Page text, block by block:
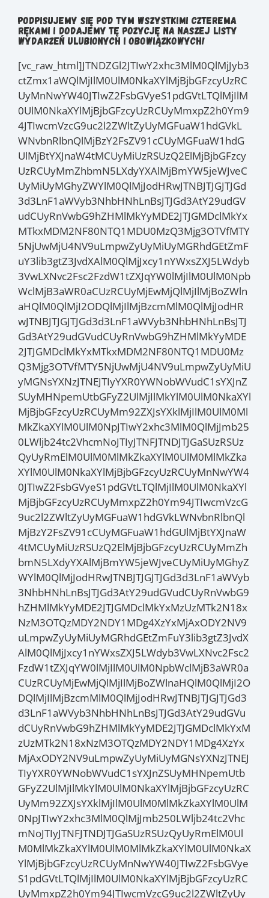
Podpisujemy się pod tym wszystkimi czterema
rękami i dodajemy tę pozycję na naszej listy
wydarzeń ulubionych i obowiązkowych!
[vc_raw_html]JTNDZGl2JTIwY2xhc3MlM0QlMjJyb3
ctZmx1aWQlMjIlM0UlM0NkaXYlMjBjbGFzcyUzRC
UyMnNwYW40JTIwZ2FsbGVyeS1pdGVtLTQlMjIlM
0UlM0NkaXYlMjBjbGFzcyUzRCUyMmxpZ2h0Ym9
4JTIwcmVzcG9uc2l2ZWltZyUyMGFuaW1hdGVkL
WNvbnRlbnQlMjBzY2FsZV91cCUyMGFuaW1hdG
UlMjBtYXJnaW4tMCUyMiUzRSUzQ2ElMjBjbGFzcy
UzRCUyMmZhbmN5LXdyYXAlMjBmYW5jeWJveC
UyMiUyMGhyZWYlM0QlMjJodHRwJTNBJTJGJTJGd
3d3LnF1aWVyb3NhbHNhLnBsJTJGd3AtY29udGV
udCUyRnVwbG9hZHMlMkYyMDE2JTJGMDclMkYx
MTkxMDM2NF80NTQ1MDU0MzQ3Mjg3OTVfMTY
5NjUwMjU4NV9uLmpwZyUyMiUyMGRhdGEtZmF
uY3lib3gtZ3JvdXAlM0QlMjJxcy1nYWxsZXJ5LWdyb
3VwLXNvc2Fsc2FzdW1tZXJqYW0lMjIlM0UlM0Npb
WclMjB3aWR0aCUzRCUyMjEwMjQlMjIlMjBoZWln
aHQlM0QlMjI2ODQlMjIlMjBzcmMlM0QlMjJodHR
wJTNBJTJGJTJGd3d3LnF1aWVyb3NhbHNhLnBsJTJ
Gd3AtY29udGVudCUyRnVwbG9hZHMlMkYyMDE
2JTJGMDclMkYxMTkxMDM2NF80NTQ1MDU0Mz
Q3Mjg3OTVfMTY5NjUwMjU4NV9uLmpwZyUyMiU
yMGNsYXNzJTNEJTIyYXR0YWNobWVudC1sYXJnZ
SUyMHNpemUtbGFyZ2UlMjIlMkYlM0UlM0NkaXYl
MjBjbGFzcyUzRCUyMm92ZXJsYXklMjIlM0UlM0Ml
MkZkaXYlM0UlM0NpJTIwY2xhc3MlM0QlMjJmb25
0LWljb24tc2VhcmNoJTIyJTNFJTNDJTJGaSUzRSUz
QyUyRmElM0UlM0MlMkZkaXYlM0UlM0MlMkZka
XYlM0UlM0NkaXYlMjBjbGFzcyUzRCUyMnNwYW4
0JTIwZ2FsbGVyeS1pdGVtLTQlMjIlM0UlM0NkaXYl
MjBjbGFzcyUzRCUyMmxpZ2h0Ym94JTIwcmVzcG
9uc2l2ZWltZyUyMGFuaW1hdGVkLWNvbnRlbnQl
MjBzY2FsZV91cCUyMGFuaW1hdGUlMjBtYXJnaW
4tMCUyMiUzRSUzQ2ElMjBjbGFzcyUzRCUyMmZh
bmN5LXdyYXAlMjBmYW5jeWJveCUyMiUyMGhyZ
WYlM0QlMjJodHRwJTNBJTJGJTJGd3d3LnF1aWVyb
3NhbHNhLnBsJTJGd3AtY29udGVudCUyRnVwbG9
hZHMlMkYyMDE2JTJGMDclMkYxMzUzMTk2N18x
NzM3OTQzMDY2NDY1MDg4XzYxMjAxODY2NV9
uLmpwZyUyMiUyMGRhdGEtZmFuY3lib3gtZ3JvdX
AlM0QlMjJxcy1nYWxsZXJ5LWdyb3VwLXNvc2Fsc2
FzdW1tZXJqYW0lMjIlM0UlM0NpbWclMjB3aWR0a
CUzRCUyMjEwMjQlMjIlMjBoZWlnaHQlM0QlMjI2O
DQlMjIlMjBzcmMlM0QlMjJodHRwJTNBJTJGJTJGd3
d3LnF1aWVyb3NhbHNhLnBsJTJGd3AtY29udGVu
dCUyRnVwbG9hZHMlMkYyMDE2JTJGMDclMkYxM
zUzMTk2N18xNzM3OTQzMDY2NDY1MDg4XzYx
MjAxODY2NV9uLmpwZyUyMiUyMGNsYXNzJTNEJ
TIyYXR0YWNobWVudC1sYXJnZSUyMHNpemUtb
GFyZ2UlMjIlMkYlM0UlM0NkaXYlMjBjbGFzcyUzRC
UyMm92ZXJsYXklMjIlM0UlM0MlMkZkaXYlM0UlM
0NpJTIwY2xhc3MlM0QlMjJmb250LWljb24tc2Vhc
mNoJTIyJTNFJTNDJTJGaSUzRSUzQyUyRmElM0Ul
M0MlMkZkaXYlM0UlM0MlMkZkaXYlM0UlM0NkaX
YlMjBjbGFzcyUzRCUyMnNwYW40JTIwZ2FsbGVye
S1pdGVtLTQlMjIlM0UlM0NkaXYlMjBjbGFzcyUzRC
UyMmxpZ2h0Ym94JTIwcmVzcG9uc2l2ZWltZyUy